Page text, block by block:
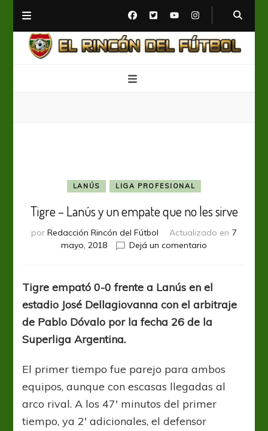
LANÚS LIGA PROFESIONAL
Tigre – Lanús y un empate que no les sirve
por Redacción Rincón del Fútbol Actualizado en 7
mayo, 2018
Dejá un comentario
Lanús
y
un
empate
sirve
Tigre empató 0-0 frente a Lanús en el
estadio José Dellagiovanna con el arbitraje
de Pablo Dóvalo por la fecha 26 de la
Superliga Argentina.
El primer tiempo fue parejo para ambos
equipos, aunque con escasas llegadas al
arco rival. A los 47′ minutos del primer
tiempo, ya 2′ adicionales, el defensor